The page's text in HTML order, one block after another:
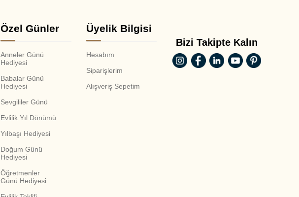
Özel Günler
Anneler Günü
Hediyesi
Babalar Günü
Hediyesi
Sevgililer Günü
Evlilik Yıl Dönümü
Yılbaşı Hediyesi
Doğum Günü
Hediyesi
Öğretmenler
Günü Hediyesi
Üyelik Bilgisi
Hesabım
Siparişlerim
Alışveriş Sepetim
Bizi Takipte Kalın